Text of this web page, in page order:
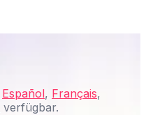
Español, Français,
verfügbar.